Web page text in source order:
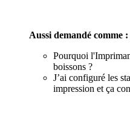
Aussi demandé comme :
Pourquoi
boissons ?
J’ai configuré les
impression et ça